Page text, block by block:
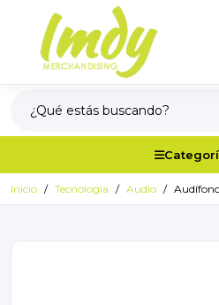
Inicio Tecnología Audio